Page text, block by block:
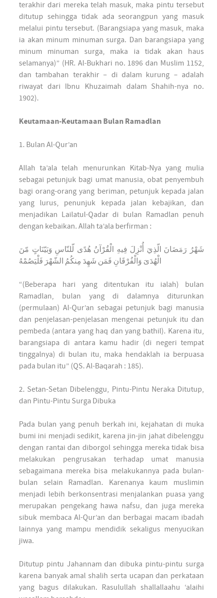
terakhir dari mereka telah masuk, maka pintu tersebut
ditutup sehingga tidak ada seorangpun yang masuk
melalui pintu tersebut. (Barangsiapa yang masuk, maka
ia akan minum minuman surga. Dan barangsiapa yang
minum minuman surga, maka ia tidak akan haus
selamanya)” (HR. Al-Bukhari no. 1896 dan Muslim 1152,
dan tambahan terakhir – di dalam kurung – adalah
riwayat dari Ibnu Khuzaimah dalam Shahih-nya no.
1902).
Keutamaan-Keutamaan Bulan Ramadlan
1. Bulan Al-Qur’an
Allah ta’ala telah menurunkan Kitab-Nya yang mulia
sebagai petunjuk bagi umat manusia, obat penyembuh
bagi orang-orang yang beriman, petunjuk kepada jalan
yang lurus, penunjuk kepada jalan kebajikan, dan
menjadikan Lailatul-Qadar di bulan Ramadlan penuh
dengan kebaikan. Allah ta’ala berfirman :
شَهْرُ رَمَضَانَ الّذِيَ أُنْزِلَ فِيهِ الْقُرْآنُ هُدًى لّلنّاسِ وَبَيّنَاتٍ مّنَ
الْهُدَىَ وَالْفُرْقَانِ فَمَن شَهِدَ مِنكُمُ الشّهْرَ فَلْيَصُمْهُ
“(Beberapa hari yang ditentukan itu ialah) bulan
Ramadlan, bulan yang di dalamnya diturunkan
(permulaan) Al-Qur’an sebagai petunjuk bagi manusia
dan penjelasan-penjelasan mengenai petunjuk itu dan
pembeda (antara yang haq dan yang bathil). Karena itu,
barangsiapa di antara kamu hadir (di negeri tempat
tinggalnya) di bulan itu, maka hendaklah ia berpuasa
pada bulan itu” (QS. Al-Baqarah : 185).
2. Setan-Setan Dibelenggu, Pintu-Pintu Neraka Ditutup,
dan Pintu-Pintu Surga Dibuka
Pada bulan yang penuh berkah ini, kejahatan di muka
bumi ini menjadi sedikit, karena jin-jin jahat dibelenggu
dengan rantai dan diborgol sehingga mereka tidak bisa
melakukan pengrusakan terhadap umat manusia
sebagaimana mereka bisa melakukannya pada bulan-
bulan selain Ramadlan. Karenanya kaum muslimin
menjadi lebih berkonsentrasi menjalankan puasa yang
merupakan pengekang hawa nafsu, dan juga mereka
sibuk membaca Al-Qur’an dan berbagai macam ibadah
lainnya yang mampu mendidik sekaligus menyucikan
jiwa.
Ditutup pintu Jahannam dan dibuka pintu-pintu surga
karena banyak amal shalih serta ucapan dan perkataan
yang bagus dilakukan. Rasulullah shallallaahu ‘alaihi